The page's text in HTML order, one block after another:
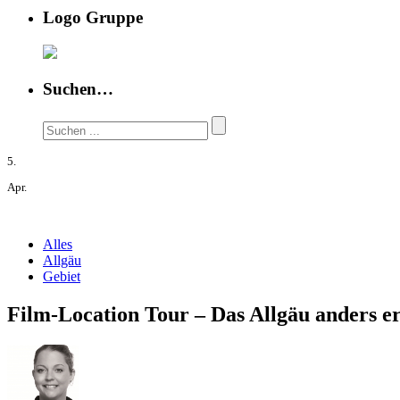
Logo Gruppe
Suchen…
5.
Apr.
Alles
Allgäu
Gebiet
Film-Location Tour – Das Allgäu anders